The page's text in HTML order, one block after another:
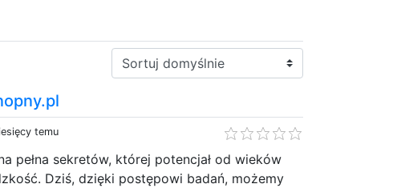
Sortuj:
temu
pełna sekretów, której potencjał od wieków
Dziś, dzięki postępowi badań, możemy